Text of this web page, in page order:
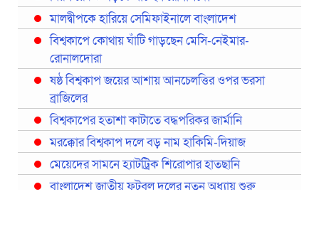
মালদ্বীপকে হারিয়ে সেমিফাইনালে বাংলাদেশ
বিশ্বকাপে কোথায় ঘাঁটি গাড়ছেন মেসি-নেইমার-
রোনালদোরা
ষষ্ঠ বিশ্বকাপ জয়ের আশায় আনচেলত্তির ওপর ভরসা
ব্রাজিলের
বিশ্বকাপের হতাশা কাটাতে বদ্ধপরিকর জার্মানি
মরক্কোর বিশ্বকাপ দলে বড় নাম হাকিমি-দিয়াজ
মেয়েদের সামনে হ্যাটট্রিক শিরোপার হাতছানি
বাংলাদেশ জাতীয় ফুটবল দলের নতুন অধ্যায় শুরু